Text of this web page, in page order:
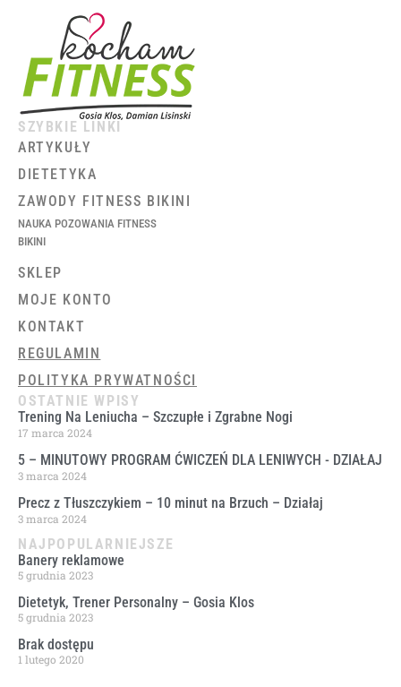
SZYBKIE LINKI
ARTYKUŁY
DIETETYKA
ZAWODY FITNESS BIKINI
NAUKA POZOWANIA FITNESS
BIKINI
SKLEP
MOJE KONTO
KONTAKT
REGULAMIN
POLITYKA PRYWATNOŚCI
OSTATNIE WPISY
Trening Na Leniucha – Szczupłe i Zgrabne Nogi
17 marca 2024
5 – MINUTOWY PROGRAM ĆWICZEŃ DLA LENIWYCH ​- DZIAŁAJ
3 marca 2024
Precz z Tłuszczykiem – 10 minut na Brzuch – Działaj
3 marca 2024
NAJPOPULARNIEJSZE
Banery reklamowe
5 grudnia 2023
Dietetyk, Trener Personalny – Gosia Klos
5 grudnia 2023
Brak dostępu
1 lutego 2020